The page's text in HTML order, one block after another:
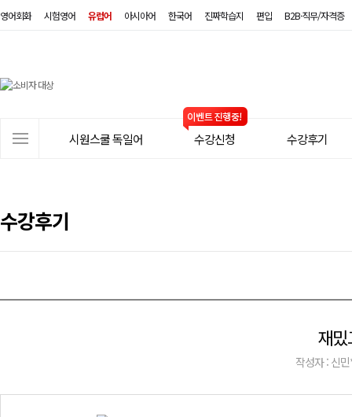
영어회화 시험영어 유럽어 아시아어 한국어 진짜학습지 편입 B2B·직무/자격증
뉴
시원스쿨 독일어 수강신청 수강후기
수강후기
재
작성자 : 신